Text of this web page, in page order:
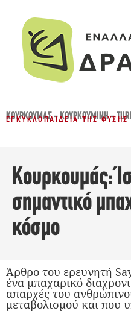
ΚΟΥΡΚΟΥΜΆΣ - ΚΟΥΡΚΟΥΜΊΝΗ -
ΕΓΚΥΚΛΟΠΑΊΔΕΙΑ ΤΗΣ ΦΎΣΗΣ
Κουρκουμάς:
σημαντικό
κόσμο
Άρθρο του ερευνητή
ένα μπαχαρικό
απαρχές του
μεταβολισμού και που